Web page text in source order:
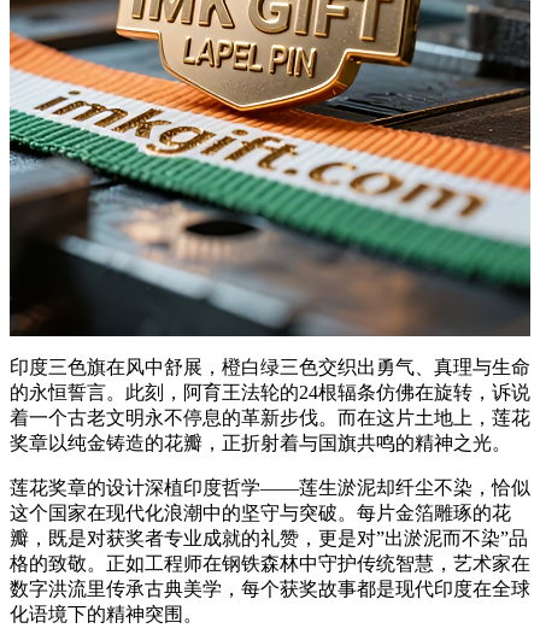
印度三色旗在风中舒展，橙白绿三色交织出勇气、真理与生命
的永恒誓言。此刻，阿育王法轮的24根辐条仿佛在旋转，诉说
着一个古老文明永不停息的革新步伐。而在这片土地上，莲花
奖章以纯金铸造的花瓣，正折射着与国旗共鸣的精神之光。
莲花奖章的设计深植印度哲学——莲生淤泥却纤尘不染，恰似
这个国家在现代化浪潮中的坚守与突破。每片金箔雕琢的花
瓣，既是对获奖者专业成就的礼赞，更是对”出淤泥而不染”品
格的致敬。正如工程师在钢铁森林中守护传统智慧，艺术家在
数字洪流里传承古典美学，每个获奖故事都是现代印度在全球
化语境下的精神突围。